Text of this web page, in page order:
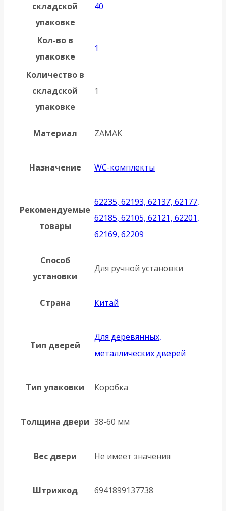
складской
упаковке
40
Кол-во в
упаковке
1
Количество в
складской
упаковке
1
Материал ZAMAK
Назначение WC-комплекты
Рекомендуемые
товары
62235, 62193, 62137, 62177,
62185, 62105, 62121, 62201,
62169, 62209
Способ
установки
Для ручной установки
Страна Китай
Тип дверей
Для деревянных,
металлических дверей
Тип упаковки Коробка
Толщина двери 38-60 мм
Вес двери Не имеет значения
Штрихкод 6941899137738